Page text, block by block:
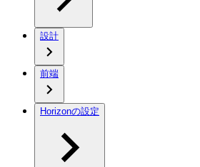
設計
前端
Horizonの設定